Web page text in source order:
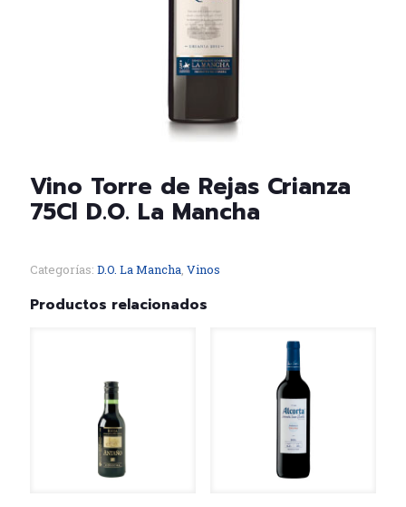
Vino Torre de Rejas Crianza
75Cl D.O. La Mancha
Categorías: D.O. La Mancha, Vinos
Productos relacionados